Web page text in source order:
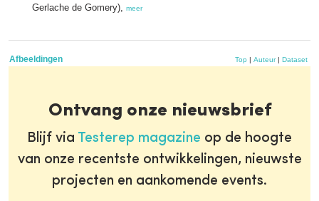
Gerlache de Gomery), meer
Afbeeldingen Top | Auteur| Dataset
Ontvang onze nieuwsbrief
Blijf via Testerep magazine op de hoogte
van onze recentste ontwikkelingen, nieuwste
projecten en aankomende events.